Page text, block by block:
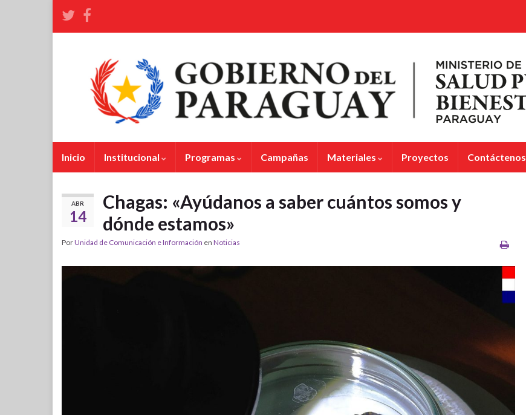
Inicio Institucional Programas Campañas Materiales Proyectos Contáctenos
ABR
14
Chagas: «Ayúdanos a saber cuántos somos y
dónde estamos»
PorUnidad de Comunicación e Información en Noticias